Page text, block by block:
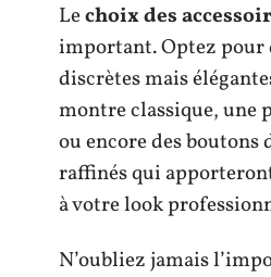
Lechoix des
important. Optez pour
discrètes mais
montre classique, une
ou encore des boutons
raffinés qui
à votre look
N’oubliez jamais